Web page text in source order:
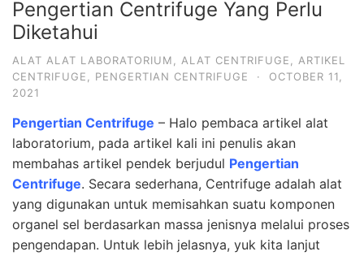
Pengertian Centrifuge Yang Perlu
Diketahui
ALAT ALAT LABORATORIUM ALAT CENTRIFUGE
ARTIKEL
CENTRIFUGE
PENGERTIAN CENTRIFUGE ·
OCTOBER 11,
2021
Pengertian Centrifuge – Halo pembaca artikel alat
laboratorium, pada artikel kali ini penulis akan
membahas artikel pendek berjudul Pengertian
Centrifuge. Secara sederhana, Centrifuge adalah alat
yang digunakan untuk memisahkan suatu komponen
organel sel berdasarkan massa jenisnya melalui proses
pengendapan. Untuk lebih jelasnya, yuk kita lanjut